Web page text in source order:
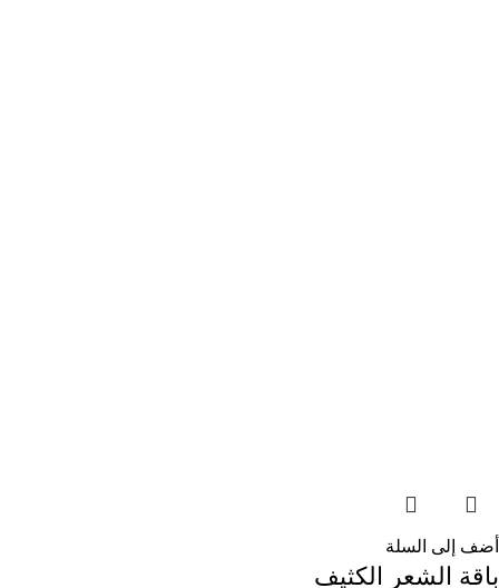
أضف إلى السلة
باقة الشعر الكثيف